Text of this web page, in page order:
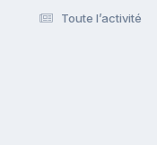
Toute l’activité